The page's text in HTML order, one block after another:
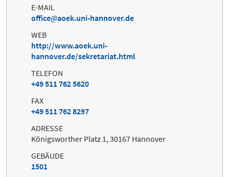
E-MAIL
office
aoek.uni-hannover.de
WEB
http://www.aoek.uni-
hannover.de/sekretariat.html
TELEFON
+49 511 762 5620
FAX
+49 511 762 8297
ADRESSE
Königsworther Platz 1, 30167 Hannover
GEBÄUDE
1501